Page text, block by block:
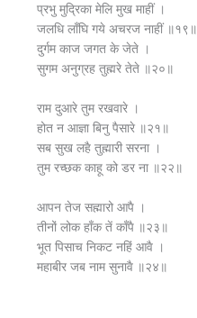
प्रभु मुद्रिका मेलि मुख माहीं ।
जलधि लाँघि गये अचरज नाहीं ॥१९॥
दुर्गम काज जगत के जेते ।
सुगम अनुग्रह तुह्मरे तेते ॥२०॥
राम दुआरे तुम रखवारे ।
होत न आज्ञा बिनु पैसारे ॥२१॥
सब सुख लहै तुह्मारी सरना ।
तुम रच्छक काहू को डर ना ॥२२॥
आपन तेज सह्मारो आपै ।
तीनों लोक हाँक तें काँपै ॥२३॥
भूत पिसाच निकट नहिं आवै ।
महाबीर जब नाम सुनावै ॥२४॥